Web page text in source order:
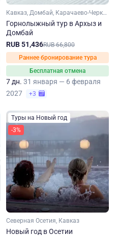
Кавказ, Домбай, Карачаево-Черкесия, Архыз, Ставропольский край
Горнолыжный тур в Архыз и
Домбай
RUB 51,436RUB 66,800
Раннее бронирование тура
Бесплатная отмена
7 дн. 31 января — 6 февраля
2027
+3
Туры на Новый год
-3%
Северная Осетия, Кавказ
Новый год в Осетии